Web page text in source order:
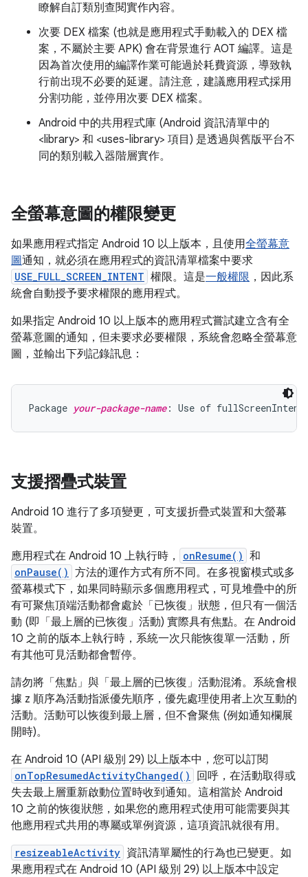
瞭解自訂類別查閱實作內容。
次要 DEX 檔案 (也就是應用程式手動載入的 DEX 檔
案，不屬於主要 APK) 會在背景進行 AOT 編譯。這是
因為首次使用的編譯作業可能過於耗費資源，導致執
行前出現不必要的延遲。請注意，建議應用程式採用
分割功能，並停用次要 DEX 檔案。
Android 中的共用程式庫 (Android 資訊清單中的
<library> 和 <uses-library> 項目) 是透過與舊版平台不
同的類別載入器階層實作。
全螢幕意圖的權限變更
如果應用程式指定 Android 10 以上版本，且使用全螢幕意
圖通知，就必須在應用程式的資訊清單檔案中要求
USE_FULL_SCREEN_INTENT 權限。這是一般權限 ，因此系
統會自動授予要求權限的應用程式。
如果指定 Android 10 以上版本的應用程式嘗試建立含有全
螢幕意圖的通知，但未要求必要權限，系統會忽略全螢幕意
圖，並輸出下列記錄訊息：
Package your-package-name
支援摺疊式裝置
Android 10 進行了多項變更，可支援折疊式裝置和大螢幕
裝置。
應用程式在 Android 10 上執行時，
onResume() 和
onPause() 方法的運作方式有所不同。在多視窗模式或多
螢幕模式下，如果同時顯示多個應用程式，可見堆疊中的所
有可聚焦頂端活動都會處於「已恢復」狀態，但只有一個活
動 (即「最上層的已恢復」活動) 實際具有焦點。在 Android
10 之前的版本上執行時，系統一次只能恢復單一活動，所
有其他可見活動都會暫停。
請勿將「焦點」與「最上層的已恢復」活動混淆。系統會根
據 z 順序為活動指派優先順序，優先處理使用者上次互動的
活動。活動可以恢復到最上層，但不會聚焦 (例如通知欄展
開時)。
在 Android 10 (API 級別 29) 以上版本中，您可以訂閱
onTopResumedActivityChanged()
回呼，在活動取得或
失去最上層重新啟動位置時收到通知。這相當於 Android
10 之前的恢復狀態，如果您的應用程式使用可能需要與其
他應用程式共用的專屬或單例資源，這項資訊就很有用。
resizeableActivity 資訊清單屬性的行為也已變更。如
果應用程式在 Android 10 (API 級別 29) 以上版本中設定